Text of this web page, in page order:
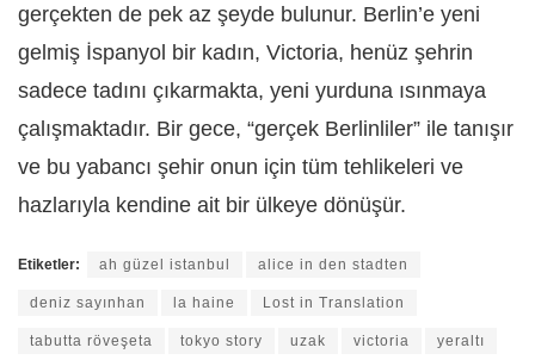
gerçekten de pek az şeyde bulunur. Berlin’e yeni
gelmiş İspanyol bir kadın, Victoria, henüz şehrin
sadece tadını çıkarmakta, yeni yurduna ısınmaya
çalışmaktadır. Bir gece, “gerçek Berlinliler” ile tanışır
ve bu yabancı şehir onun için tüm tehlikeleri ve
hazlarıyla kendine ait bir ülkeye dönüşür.
Etiketler: ah güzel istanbul alice in den stadten
deniz sayınhan la haine Lost in Translation
tabutta röveşeta tokyo story uzak victoria yeraltı